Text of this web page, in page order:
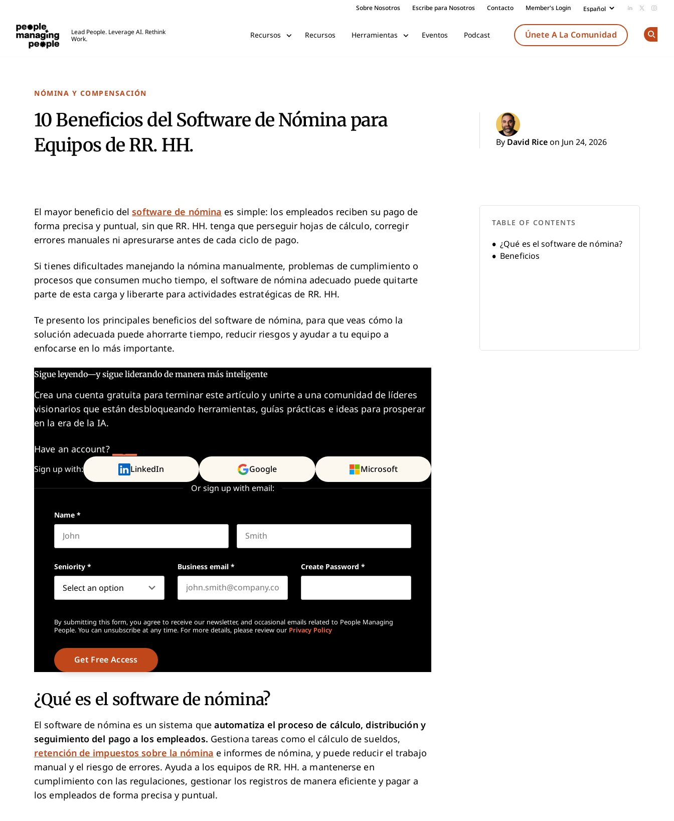
Sobre Nosotros Escribe para Nosotros Contacto Member's Login Add us on
Follow
Lead People. Leverage AI. Rethink
Work.
Recursos Recursos Herramientas Eventos Podcast Únete A La Comunidad
NÓMINA Y COMPENSACIÓN
10 Beneficios del Software de Nómina para
Equipos de RR. HH.
By David Rice on Jun 24, 2026
El mayor beneficio delsoftware de nómina es simple: los empleados reciben su pago de
forma precisa y puntual, sin que RR. HH. tenga que perseguir hojas de cálculo, corregir
errores manuales ni apresurarse antes de cada ciclo de pago.
Si tienes dificultades manejando la nómina manualmente, problemas de cumplimiento o
procesos que consumen mucho tiempo, el software de nómina adecuado puede quitarte
parte de esta carga y liberarte para actividades estratégicas de RR. HH.
Te presento los principales beneficios del software de nómina, para que veas cómo la
solución adecuada puede ahorrarte tiempo, reducir riesgos y ayudar a tu equipo a
enfocarse en lo más importante.
Sigue leyendo—y sigue liderando de manera más inteligente
Crea una cuenta gratuita para terminar este artículo y unirte a una comunidad de líderes
visionarios que están desbloqueando herramientas, guías prácticas e ideas para prosperar
en la era de la IA.
Have an account?
Sign up with: LinkedIn Google Microsoft
Or sign up with email:
Name *
Seniority * Business email * Create Password *
By submitting this form, you agree to receive our newsletter, and occasional emails related to People Managing
People. You can unsubscribe at any time. For more details, please review our Privacy Policy
¿Qué es el software de nómina?
El software de nómina es un sistema que automatiza el proceso de cálculo, distribución y
seguimiento del pago a los empleados. Gestiona tareas como el cálculo de sueldos,
retención de impuestos sobre la nómina e informes de nómina, y puede reducir el trabajo
manual y el riesgo de errores. Ayuda a los equipos de RR. HH. a mantenerse en
cumplimiento con las regulaciones, gestionar los registros de manera eficiente y pagar a
los empleados de forma precisa y puntual.
TABLE OF CONTENTS
¿Qué es el software de nómina?
Beneficios